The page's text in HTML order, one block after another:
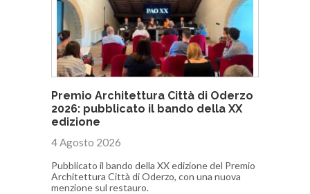
Premio Architettura Città di Oderzo
2026: pubblicato il bando della XX
edizione
4 Agosto 2026
Pubblicato il bando della XX edizione del Premio
Architettura Città di Oderzo, con una nuova
menzione sul restauro.